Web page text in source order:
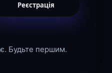
Реєстрація
Будьте першим.